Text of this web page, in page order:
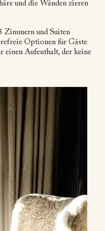
und die Wänden zieren
Zimmern und Suiten
Optionen für Gäste
Aufenthalt, der keine